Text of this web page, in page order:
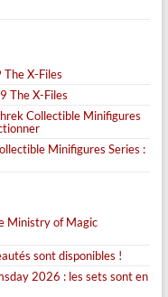
X-Files
The X-Files
Collectible Minifigures
Minifigures Series :
Ministry of Magic
sont disponibles !
2026 : les sets sont en